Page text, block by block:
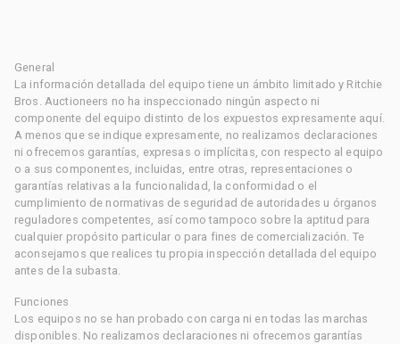
General
La información detallada del equipo tiene un ámbito limitado y Ritchie
Bros. Auctioneers no ha inspeccionado ningún aspecto ni
componente del equipo distinto de los expuestos expresamente aquí.
A menos que se indique expresamente, no realizamos declaraciones
ni ofrecemos garantías, expresas o implícitas, con respecto al equipo
o a sus componentes, incluidas, entre otras, representaciones o
garantías relativas a la funcionalidad, la conformidad o el
cumplimiento de normativas de seguridad de autoridades u órganos
reguladores competentes, así como tampoco sobre la aptitud para
cualquier propósito particular o para fines de comercialización. Te
aconsejamos que realices tu propia inspección detallada del equipo
antes de la subasta.
Funciones
Los equipos no se han probado con carga ni en todas las marchas
disponibles. No realizamos declaraciones ni ofrecemos garantías